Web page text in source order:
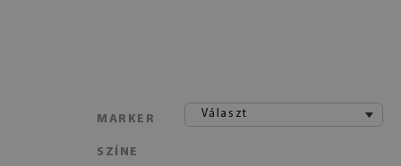
MARKER
SZÍNE
Választ